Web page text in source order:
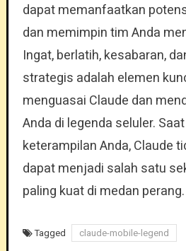
dapat memanfaatkan
dan memimpin tim Anda
Ingat, berlatih, kesabaran,
strategis adalah elemen
menguasai Claude dan
Anda di legenda seluler.
keterampilan Anda, Claude
dapat menjadi salah satu
paling kuat di medan perang.
Tagged claude-mobile-legend